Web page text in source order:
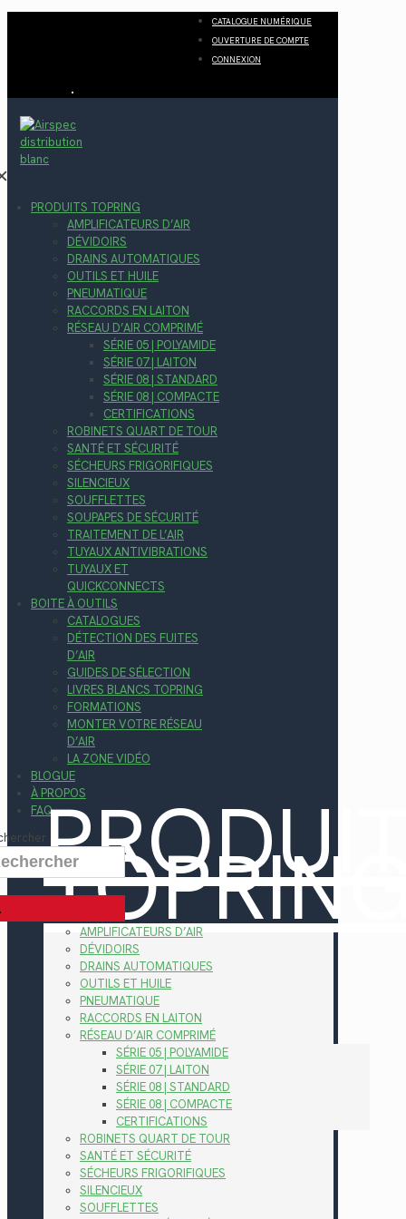
CATALOGUE NUMÉRIQUE
OUVERTURE DE COMPTE
CONNEXION
PRODUITS TOPRING
AMPLIFICATEURS D’AIR
DÉVIDOIRS
DRAINS AUTOMATIQUES
OUTILS ET HUILE
PNEUMATIQUE
RACCORDS EN LAITON
RÉSEAU D’AIR COMPRIMÉ
SÉRIE 05 | POLYAMIDE
SÉRIE 07 | LAITON
SÉRIE 08 | STANDARD
SÉRIE 08 | COMPACTE
CERTIFICATIONS
ROBINETS QUART DE TOUR
SANTÉ ET SÉCURITÉ
SÉCHEURS FRIGORIFIQUES
SILENCIEUX
SOUFFLETTES
SOUPAPES DE SÉCURITÉ
TRAITEMENT DE L’AIR
TUYAUX ANTIVIBRATIONS
TUYAUX ET
QUICKCONNECTS
BOITE À OUTILS
CATALOGUES
DÉTECTION DES FUITES
D’AIR
GUIDES DE SÉLECTION
LIVRES BLANCS TOPRING
FORMATIONS
MONTER VOTRE RÉSEAU
D’AIR
LA ZONE VIDÉO
BLOGUE
À PROPOS
FAQ
AMPLIFICATEURS D’AIR
DÉVIDOIRS
DRAINS AUTOMATIQUES
OUTILS ET HUILE
PNEUMATIQUE
RACCORDS EN LAITON
RÉSEAU D’AIR COMPRIMÉ
SÉRIE 05 | POLYAMIDE
SÉRIE 07 | LAITON
SÉRIE 08 | STANDARD
SÉRIE 08 | COMPACTE
CERTIFICATIONS
ROBINETS QUART DE TOUR
SANTÉ ET SÉCURITÉ
SÉCHEURS FRIGORIFIQUES
SILENCIEUX
SOUFFLETTES